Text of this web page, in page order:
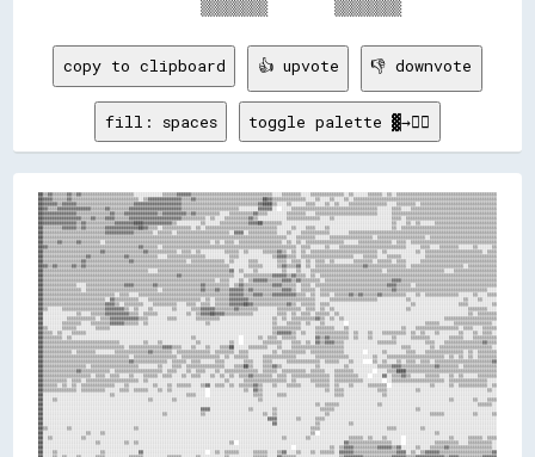
copy to clipboard 👍 upvote 👎 downvote
fill: spaces toggle palette ▓→✊🏽
██▒▒▓▓▒▒▒▒▒▒▓▓▒▒▓▓▒▒▒▒▒▒▒▒▒▒▒▒▒▒▒▒▒▒▒▒▒▒░░░░░░░░░░░░▒▒▒▒▒▒▓▓▓▓▓▓▒▒▒▒▒▒▒▒▒▒▒▒▒▒▒▒▒▒▒▒▒▒▒▒▒▒▒▒▒▒▒▒▒▒░░░░▒▒▒▒▒▒▒▒░░░░▒▒▒▒▒▒▒▒▒▒▒▒▒▒░░▒▒░░░░░░▒▒▒▒▒▒░░▒▒░░▒▒▒▒▒▒▒▒▒▒▒▒▒▒▒▒▒▒▒▒▒▒▒▒▒▒▒▒▒▒▒▒▒▒▒▒▒▒▒▒▒▒
██▓▓▓▓▒▒▒▒▒▒▓▓▒▒▒▒▒▒▒▒▒▒▒▒▒▒▒▒▒▒▒▒▒▒▒▒▒▒▒▒░░▒▒▓▓▓▓▓▓▓▓▓▓▓▓▓▓▒▒▒▒▓▓▒▒▒▒▒▒▒▒▒▒▒▒▒▒▒▒▒▒▒▒▒▒▒▒▒▒▒▒██▓▓▒▒▒▒▒▒▒▒▒▒▒▒▒▒░░░░▒▒░░░░▒▒░░░░▒▒░░▒▒▒▒▒▒▒▒▒▒▒▒▒▒▒▒▒▒▒▒▒▒▒▒▒▒▒▒▒▒▒▒▒▒▒▒▒▒▒▒▒▒▒▒▒▒▒▒▒▒▒▒▒▒▒▒▒▒▒▒
██▓▓▓▓▓▓▒▒▓▓▓▓▓▓▒▒▒▒▒▒▒▒▒▒▒▒▒▒▒▒▒▒▒▒▒▒▒▒▓▓▓▓▓▓▓▓▓▓▓▓▓▓▓▓▓▓▓▓▒▒▒▒▒▒▒▒▒▒▒▒▒▒▒▒▒▒▒▒▒▒▒▒▒▒▒▒▒▒▒▒▓▓████▒▒░░░░▒▒░░░░░░▒▒▒▒░░░░▒▒░░▒▒░░░░▒▒▒▒▒▒▒▒▒▒▒▒▒▒▒▒░░░░▒▒▒▒▒▒▒▒░░▒▒▒▒▒▒▒▒▒▒▒▒▒▒▒▒▒▒▒▒▒▒▒▒▒▒▒▒▒▒▒▒
██▓▓▒▒▒▒▓▓▓▓▓▓▓▓▓▓▓▓▓▓▒▒▒▒▒▒▓▓▒▒▒▒▒▒▒▒▓▓▓▓▓▓▓▓▓▓▓▓▓▓▓▓▓▓▓▓▓▓▒▒▒▒▒▒▒▒▒▒▒▒▒▒▒▒▒▒▒▒▒▒▒▒░░░░░░░░▓▓▓▓▓▓░░  ░░░░▒▒▒▒▒▒▒▒▒▒▒▒▒▒▒▒▒▒▒▒▒▒▒▒▒▒▒▒▒▒▒▒▒▒▒▒░░░░░░▒▒▒▒░░░░▒▒▒▒▒▒▒▒▒▒▒▒▒▒▒▒▒▒▒▒▒▒▒▒▒▒▒▒▒▒▒▒▒▒▒▒
██▓▓▓▓▓▓▓▓▓▓▓▓▓▓▒▒▒▒▒▒▒▒▒▒▒▒▒▒▓▓▒▒▒▒▓▓▓▓▓▓▓▓▓▓▓▓▓▓▒▒▓▓▓▓▓▓▓▓▓▓▒▒▓▓▒▒▒▒▒▒▒▒▒▒░░░░▒▒▒▒▒▒▒▒▒▒▓▓▒▒▒▒░░░░░░░░▒▒▒▒▒▒▒▒░░░░▒▒▒▒▒▒▒▒▒▒▒▒▒▒▒▒▒▒▒▒▒▒▒▒▒▒░░░░░░▒▒▒▒▒▒▒▒▒▒▒▒▒▒▒▒▒▒▒▒▒▒▒▒▒▒▒▒▒▒▒▒▒▒▒▒▒▒▒▒▒▒▒▒
██▓▓▓▓▓▓▓▓▓▓▓▓▓▓▓▓▒▒▒▒▓▓▒▒▒▒▓▓▓▓▒▒▒▒▒▒▓▓▓▓▓▓▓▓▓▓▓▓▓▓▓▓▓▓▓▓▓▓▒▒▒▒▒▒▒▒▒▒░░▒▒░░░░▒▒▒▒▒▒▒▒▒▒▓▓▒▒░░░░░░░░░░░░▒▒▒▒▒▒▒▒▒▒▒▒▒▒░░░░▒▒░░░░░░░░░░░░░░░░░░░░░░░░▒▒▒▒░░▒▒▒▒▒▒▒▒▒▒▒▒▒▒▒▒▒▒▒▒▒▒▒▒▒▒▒▒▒▒▒▒▒▒▒▒▒▒
██▓▓▓▓▓▓▓▓▓▓▓▓▓▓▒▒▓▓▒▒▒▒▒▒▒▒▒▒▒▒▓▓▓▓▓▓▓▓████▓▓▓▓▓▓▓▓▓▓▓▓▒▒░░░░░░░░░░▒▒░░░░░░▒▒▒▒▒▒▒▒▒▒▒▒▓▓▓▓██▒▒▒▒▒▒▒▒░░░░░░░░░░░░░░░░░░░░░░░░░░░░░░░░░░░░░░░░░░░░░░▒▒░░░░▒▒░░▒▒░░░░░░▒▒▒▒▒▒▒▒▒▒▒▒▒▒▒▒▒▒▒▒▒▒▒▒▒▒
██▒▒▒▒▒▒▒▒▓▓▓▓▓▓▒▒▓▓▒▒▒▒▒▒▒▒▓▓▓▓▓▓▓▓▓▓▓▓▓▓██▓▓▒▒▒▒░░▒▒▒▒▒▒▒▒▒▒▒▒░░▒▒░░▒▒▒▒▒▒▒▒▒▒▒▒▒▒▒▒▒▒▒▒▒▒▒▒▒▒▒▒▒▒░░░░░░▒▒░░░░▒▒▒▒░░░░▒▒░░░░░░░░░░░░░░░░░░░░░░░░░░▒▒░░▒▒▒▒▒▒▒▒▒▒▒▒▒▒▒▒▒▒▒▒▒▒▒▒▒▒▒▒▒▒▒▒▒▒▒▒▒▒▒▒
██▒▒▒▒▒▒▒▒▒▒▒▒▒▒▒▒▒▒▒▒▒▒▒▒▒▒▓▓▓▓▓▓▓▓▓▓▓▓▒▒▒▒▒▒▒▒░░▒▒▒▒▒▒░░▒▒▒▒▒▒▒▒▒▒▒▒▒▒▒▒▒▒▒▒▒▒░░▓▓▓▓░░▒▒▒▒▒▒▒▒▒▒▒▒░░░░▒▒░░░░▒▒▒▒▒▒▒▒▒▒▒▒░░░░░░░░▒▒▒▒▒▒▒▒▒▒▒▒▒▒▒▒▒▒▒▒▒▒▒▒▒▒▒▒▒▒▒▒▒▒▒▒▒▒▒▒▒▒▒▒▒▒▒▒▒▒▒▒▒▒▒▒▒▒▒▒▒▒
██▒▒▒▒▒▒▒▒▒▒▒▒▒▒▒▒▒▒▒▒▒▒▒▒▒▒▒▒▒▒▒▒▒▒▒▒▒▒▒▒▒▒▒▒▒▒▒▒▒▒▒▒▒▒▒▒▒▒▒▒▒▒▒▒▒▒▒▒▒▒▒▒▒▒▒▒▒▒▒▒▒▒▒▒▒▒▒▒▒▒▒▒▒▒▒▒▒▒▒▒▒▒░░░░▒▒▒▒▒▒▒▒░░░░░░▒▒▒▒▒▒▒▒▒▒▒▒▒▒▒▒▒▒░░▒▒▒▒▒▒▒▒▒▒▒▒▒▒▒▒▒▒▒▒░░▒▒▒▒▒▒▒▒▒▒▒▒▒▒▒▒▒▒▒▒▒▒▒▒▒▒▒▒
██▒▒▒▒▒▒▓▓▒▒▒▒▒▒▓▓▒▒▒▒▒▒▒▒░░▒▒▒▒▒▒▒▒▒▒▒▒▒▒▒▒▒▒▒▒▒▒▒▒▒▒▒▒▒▒▒▒▒▒▒▒▒▒▒▒▒▒▒▒░░▒▒░░▒▒▒▒░░▒▒▒▒▒▒▒▒▒▒▒▒▒▒▒▒▒▒░░▒▒░░▒▒░░▒▒▒▒▒▒▒▒▒▒▒▒▒▒▒▒░░░░░░▒▒▒▒▒▒▒▒▒▒▒▒▒▒░░▒▒▒▒░░▒▒▒▒▒▒▒▒▒▒▒▒▒▒▒▒▒▒▒▒▒▒▒▒▒▒▒▒▒▒▒▒▒▒▒▒
██▓▓▒▒▒▒▒▒▒▒▒▒▒▒▒▒▒▒▒▒▒▒▒▒▒▒▒▒▒▒▒▒▒▒▒▒▒▒▒▒▓▓▒▒▒▒▒▒░░▒▒▒▒▒▒▒▒▒▒▒▒▒▒▒▒▒▒▒▒▒▒▒▒▒▒▒▒▒▒▒▒▒▒▒▒▒▒▒▒▒▒▒▒▒▒▒▒▒▒▒▒▒▒▒▒░░▒▒▒▒░░░░░░▒▒░░░░▒▒▒▒▒▒▒▒▒▒▒▒▒▒▒▒▒▒▒▒▒▒▒▒▒▒▒▒░░░░░░▒▒▒▒░░░░▒▒▒▒▒▒▒▒░░░░░░▒▒░░░░░░▒▒
██▒▒▒▒▒▒▒▒▒▒▒▒▒▒▒▒▒▒▒▒▒▒▒▒▓▓▒▒▒▒▒▒▒▒▒▒▒▒▒▒▒▒▓▓▒▒▒▒▒▒▒▒▒▒▒▒░░▒▒▒▒░░▒▒░░░░░░░░░░▒▒▒▒▒▒░░▒▒░░░░░░▒▒▒▒▒▒▓▓▒▒░░▒▒░░▒▒░░▒▒▒▒▒▒▒▒▒▒▒▒▒▒▒▒▒▒▒▒▒▒▒▒▒▒▒▒░░▒▒░░░░░░░░░░░░▒▒░░▒▒▒▒▒▒▒▒▒▒▒▒▒▒▒▒▒▒▒▒▒▒▒▒░░▒▒▒▒
██▒▒▒▒▒▒▒▒▒▒▒▒▒▒▒▒▒▒▓▓▒▒▒▒▒▒▒▒▒▒▒▒▒▒▓▓▒▒▒▒▒▒▒▒▒▒▒▒░░░░▒▒▒▒▒▒▒▒▒▒▒▒▒▒▒▒░░░░░░░░░░▒▒▒▒░░░░░░░░░░░░░░▒▒▓▓▓▓▒▒▒▒░░▒▒▒▒▒▒▒▒▒▒▒▒▒▒▒▒▒▒▒▒▒▒░░░░▒▒▒▒▒▒░░░░▒▒▒▒▒▒░░░░░░░░░░▒▒▒▒▒▒▒▒▒▒▒▒▒▒▒▒▒▒▒▒▒▒▒▒▒▒▒▒▒▒
██▒▒▒▒▒▒▒▒▒▒▒▒▒▒▒▒▓▓▒▒▒▒▒▒▒▒▒▒▒▒▒▒▒▒▒▒▓▓▒▒▒▒▒▒▒▒▒▒▒▒▒▒▒▒▒▒▒▒▒▒░░▒▒▒▒▒▒▒▒▒▒▒▒▒▒░░▒▒░░░░░░▒▒▒▒░░░░░░░░▒▒▒▒░░▒▒▒▒░░▒▒░░▒▒▒▒░░▒▒░░░░░░░░▒▒▒▒▒▒▒▒░░▒▒▒▒▒▒░░▒▒▒▒░░░░░░▒▒▒▒▒▒▒▒▒▒▒▒▒▒▒▒▒▒▒▒▒▒▒▒▒▒▒▒▒▒▒▒
██▓▓▒▒▓▓▒▒▒▒▒▒▓▓▒▒▓▓▒▒▒▒▒▒▒▒▒▒▒▒▒▒▒▒▒▒▒▒▒▒▒▒▒▒▒▒▒▒▒▒▒▒▒▒▒▒▒▒▒▒▒▒▒▒▒▒▒▒▒▒▒▒▒▒▒▒▒▒░░░░░░░░▒▒▒▒▒▒░░░░░░▒▒▓▓▒▒▒▒▓▓░░▒▒░░▒▒▒▒▒▒▒▒▒▒▒▒▒▒▒▒▒▒▒▒▓▓▒▒▒▒▒▒▒▒▒▒▒▒▒▒▒▒░░▒▒▒▒▒▒▒▒▒▒▒▒▒▒▒▒▒▒▒▒▒▒░░▒▒▒▒▒▒▒▒▒▒▒▒
██▒▒▒▒▒▒▒▒▒▒▒▒▒▒▒▒▒▒▒▒▒▒▒▒▒▒▒▒▒▒▒▒▒▒▒▒▒▒▒▒▒▒▒▒░░░░▒▒▒▒▒▒▒▒▒▒▒▒▒▒▒▒▒▒▒▒▒▒▒▒▒▒▒▒▒▒▓▓░░▒▒░░░░▒▒░░░░░░░░░░▒▒░░░░▒▒░░░░▒▒▒▒▒▒▒▒▒▒▒▒▒▒▒▒▒▒▒▒▒▒▒▒▒▒▒▒▒▒░░▒▒▒▒▒▒▒▒▒▒▒▒▒▒▒▒▒▒▒▒▒▒▒▒░░░░▒▒▒▒▒▒▒▒▒▒▒▒▒▒▒▒▒▒
██▒▒▒▒▒▒▒▒▒▒▒▒▒▒▒▒▒▒▒▒▒▒▒▒▒▒▒▒▒▒▒▒▒▒▒▒▒▒▒▒▒▒▒▒▒▒▒▒▒▒▒▒▒▒▒▒▓▓▒▒▒▒▒▒▒▒▒▒▒▒▒▒▒▒▒▒▒▒▒▒░░░░▒▒▒▒▒▒▒▒▒▒▒▒▓▓▓▓▓▓▒▒▓▓▒▒▒▒░░▒▒░░▒▒▒▒▒▒▒▒▒▒▒▒▒▒▒▒▒▒▒▒▒▒▒▒▒▒▒▒▒▒▒▒▒▒▒▒▒▒▒▒▒▒▒▒▒▒▒▒▒▒▒▒▒▒▒▒▒▒▒▒▒▒▒▒▒▒▒▒▒▒▒▒▒▒
██▒▒▒▒▒▒▒▒▒▒▒▒▒▒▒▒▒▒▒▒▒▒▒▒▒▒▒▒▒▒▒▒▒▒▒▒▒▒▒▒▒▒▒▒▒▒▒▒▒▒▒▒▒▒▒▒▒▒▒▒▒▒▒▒▒▒▒▒▒▒▒▒░░▒▒▒▒░░░░▒▒░░▒▒▓▓▓▓▓▓▒▒▒▒▒▒▓▓▓▓▒▒▓▓▒▒▒▒▒▒▒▒░░▒▒▒▒▒▒▒▒▒▒▒▒▒▒▒▒▒▒▒▒▒▒▒▒▒▒▒▒▓▓▓▓▒▒▒▒▒▒▒▒▒▒▒▒▒▒▒▒▒▒▒▒▒▒▒▒▒▒▒▒▒▒▒▒▒▒▒▒▒▒▒▒
██▒▒▒▒▒▒▒▒▒▒▒▒▒▒░░░░▒▒▒▒▒▒▒▒▒▒▒▒▒▒▒▒▓▓▓▓▒▒▒▒▒▒▒▒▓▓▒▒▒▒▒▒▒▒▒▒▒▒▒▒▒▒▒▒▓▓▒▒▒▒▒▒▒▒▒▒░░▒▒▓▓▒▒▒▒▒▒▒▒▒▒▒▒▓▓▓▓▒▒▒▒▒▒░░▒▒▒▒░░▒▒▒▒▒▒▒▒▒▒▒▒▒▒▒▒▒▒▒▒▒▒▒▒▒▒▒▒▒▒▓▓▓▓▒▒▒▒▒▒░░▒▒▒▒▒▒▒▒▒▒▒▒▒▒▒▒▒▒▒▒▒▒▒▒▒▒▒▒▒▒▒▒▒▒
██▒▒▒▒▒▒▒▒▒▒▒▒▒▒▒▒░░▒▒▒▒▒▒▒▒▒▒▒▒▒▒▒▒▒▒▒▒▒▒▒▒▒▒▒▒▒▒░░▒▒▒▒▒▒▒▒▒▒▒▒▒▒▒▒▓▓▒▒▒▒▓▓▒▒▒▒▓▓▓▓▓▓▒▒▓▓▒▒▒▒▒▒▒▒▒▒▒▒▓▓▓▓▒▒░░▒▒▒▒▒▒░░▒▒▒▒▒▒▒▒▒▒▒▒▒▒▒▒▒▒▒▒▒▒▒▒▒▒▒▒▒▒▓▓▒▒▒▒▒▒▒▒▒▒▒▒▒▒▒▒▒▒▒▒▒▒▒▒▒▒▒▒▒▒▒▒▒▒▒▒▒▒░░░░
██▒▒▒▒▒▒▒▒▒▒▒▒▒▒▒▒▒▒▒▒▒▒▒▒▒▒▒▒▒▒░░▒▒▒▒░░░░▒▒▒▒▒▒▒▒▒▒▒▒▒▒▒▒▒▒▒▒▒▒▒▒▒▒▒▒▒▒▒▒▒▒▒▒▒▒▓▓▓▓▓▓▒▒▒▒▓▓▓▓▒▒▒▒▓▓▓▓▓▓▓▓▓▓▒▒▒▒░░▒▒░░▒▒▒▒░░▒▒▒▒▒▒▓▓▒▒▓▓▒▒▒▒▒▒▓▓▒▒▒▒▒▒▒▒▒▒░░░░▒▒░░▒▒▒▒▒▒▒▒▒▒▒▒▒▒░░░░░░▒▒░░░░▒▒▒▒
██▒▒▒▒▒▒▒▒▒▒▒▒▒▒▒▒▒▒▒▒▒▒▒▒▒▒░░▓▓▒▒▒▒▒▒▒▒▒▒░░░░▒▒▒▒▒▒▒▒▒▒▒▒▒▒▒▒▒▒▒▒▒▒░░▒▒░░▒▒▒▒▒▒▓▓▓▓▓▓▓▓▒▒▒▒▒▒▒▒▒▒▒▒▒▒▒▒▒▒▒▒▒▒▒▒▒▒▒▒░░░░░░▒▒▒▒▒▒▒▒▒▒▒▒▒▒▒▒▒▒▒▒░░░░░░░░░░░░▒▒░░░░░░░░░░░░░░░░░░░░░░▒▒░░░░▒▒░░░░░░
██▒▒▒▒▒▒▒▒▒▒▒▒▒▒▒▒▒▒▒▒▒▒▒▒▒▒▓▓▓▓▒▒░░▒▒▒▒▒▒▒▒░░░░▒▒▒▒▒▒▒▒▒▒░░░░▒▒▒▒░░▒▒▒▒░░▒▒▒▒▒▒▓▓▓▓▓▓██▓▓▒▒▒▒▒▒▒▒▒▒▒▒▒▒▓▓▒▒░░▒▒▒▒▒▒░░▒▒▒▒░░░░░░░░░░░░░░░░░░░░░░░░░░░░░░░░░░▒▒░░░░░░░░░░░░░░░░░░▒▒▒▒░░░░░░░░░░▒▒
██▒▒░░░░░░▒▒▒▒▒▒▒▒▒▒▒▒▒▒▒▒▒▒▓▓▓▓▓▓▓▓▒▒░░▒▒░░░░▒▒░░░░░░░░▒▒░░░░░░▒▒▒▒▓▓▓▓▓▓▒▒▒▒▒▒▒▒▓▓▒▒▒▒▒▒▒▒░░░░░░░░▒▒▒▒▒▒▒▒▒▒░░▒▒▒▒░░▒▒░░▒▒░░░░░░░░░░░░░░░░░░░░░░░░░░░░░░▒▒░░░░░░░░░░░░░░░░░░░░░░░░▒▒▒▒▒▒▒▒░░░░
██░░░░░░░░░░░░░░▒▒░░░░▒▒▒▒▒▒▓▓▓▓▓▓▓▓▓▓▒▒▒▒░░▒▒▒▒▒▒░░░░░░░░░░░░▒▒░░▒▒▓▓▓▓██▓▓▓▓▒▒▒▒▒▒▒▒▒▒▒▒░░░░░░░░░░▒▒▒▒░░▒▒░░▒▒▒▒░░▒▒▒▒▒▒░░▒▒░░░░░░░░░░░░░░░░░░░░░░░░░░░░░░░░░░░░░░░░░░░░░░░░░░░░░░▒▒░░▒▒▒▒▒▒▒▒
██░░░░░░░░░░▒▒▒▒▒▒▒▒▒▒▒▒░░▒▒▒▒▓▓▓▓▓▓▓▓▓▓▓▓▒▒▒▒░░░░░░░░▒▒▒▒░░░░░░░░▒▒▒▒▒▒▒▒▒▒░░░░░░░░░░░░░░░░░░░░░░▒▒░░▒▒░░▒▒▒▒▒▒▒▒▒▒▓▓▒▒░░▒▒░░▒▒░░░░░░░░░░░░░░░░░░░░░░░░░░░░░░░░░░░░░░░░░░▒▒▒▒▒▒▒▒▒▒▒▒▒▒▒▒▒▒▒▒▒▒
██░░░░░░░░▒▒▒▒▒▒▒▒░░░░▒▒▒▒▒▒▒▒▓▓▓▓▓▓▒▒▒▒▒▒░░▒▒░░░░░░░░░░░░░░░░░░░░░░░░▒▒░░░░░░░░░░░░░░░░░░░░░░░░░░▒▒░░░░▒▒▒▒▒▒░░▒▒░░░░▒▒░░░░░░░░  ░░░░░░░░░░░░░░░░░░░░░░░░░░░░░░░░▒▒▒▒▒▒░░░░░░▒▒▒▒▒▒▒▒▒▒▒▒▒▒▒▒░░
██▒▒░░░░░░▒▒▒▒▒▒░░░░░░░░▒▒▒▒▒▒░░░░░░░░░░░░░░░░░░░░░░░░░░░░░░░░░░░░░░░░░░░░░░░░░░░░░░░░░░░░░░░░░░░░▒▒▒▒▒▒▒▒▒▒▒▒░░░░░░▒▒▒▒▒▒▒▒░░░░▒▒░░░░░░░░░░░░░░░░░░░░░░▒▒░░░░▒▒▒▒▒▒▒▒▒▒▒▒▒▒▒▒▒▒░░▒▒▒▒░░░░▒▒▒▒▒▒
██▒▒▒▒░░▒▒░░░░▒▒▒▒▒▒░░░░░░░░░░░░░░░░░░░░░░░░░░░░░░░░░░░░░░░░░░░░░░░░░░░░░░░░░░░░░░░░░░░░░░░░░░░░░░▒▒▓▓▓▓▓▓▒▒░░▒▒░░░░▒▒▒▒▒▒▒▒▒▒▒▒▒▒░░▒▒░░░░▒▒░░░░▒▒▒▒▒▒▒▒▒▒░░▒▒░░▒▒░░░░▒▒░░░░░░░░▒▒░░░░▒▒░░▒▒▒▒░░
██▒▒▒▒▒▒▒▒░░▒▒░░░░░░░░░░░░░░░░░░░░░░░░░░░░░░░░░░░░░░░░░░░░░░░░░░▒▒░░░░░░░░░░░░░░░░░░  ░░░░░░▒▒░░▒▒▒▒░░▒▒▒▒▒▒░░░░░░░░▓▓▒▒▓▓▒▒▒▒▒▒▒▒░░▒▒░░░░▒▒░░░░░░░░▒▒░░░░░░▒▒▒▒▒▒▒▒░░░░░░░░▒▒▒▒▒▒░░░░▒▒▒▒▒▒▒▒▒▒
██▒▒▒▒▒▒▒▒▒▒▒▒▒▒▒▒▒▒▒▒▒▒▒▒▒▒▒▒▒▒▒▒░░░░░░░░░░▒▒░░░░▒▒░░░░░░░░░░░░░░▒▒░░░░░░░░░░░░▒▒░░  ░░░░░░░░▒▒▒▒▒▒▒▒░░░░▒▒▒▒░░▒▒░░▓▓▒▒▓▓▓▓▒▒▒▒░░░░░░░░░░░░░░▒▒▒▒▒▒▒▒░░░░░░░░░░░░▒▒▒▒░░░░▒▒▒▒▒▒▒▒▒▒▒▒▒▒▒▒▓▓▒▒▒▒
██▒▒▒▒▒▒▒▒▒▒▒▒▒▒▒▒▒▒▒▒▒▒▒▒▒▒▒▒▒▒▒▒▒▒░░▒▒▒▒▒▒▒▒▒▒▒▒▒▒▓▓▓▓▒▒▒▒░░░░▒▒░░░░▒▒░░░░▒▒▒▒██░░░░░░▒▒▒▒▒▒▒▒░░░░▒▒░░░░▒▒▒▒▒▒▒▒▒▒▒▒▒▒▒▒▒▒▒▒▒▒░░░░░░░░░░░░░░░░░░░░░░░░▒▒▒▒░░░░░░░░▒▒░░▒▒▒▒▒▒▒▒▒▒▒▒▒▒▒▒▒▒▒▒▒▒░░
██▒▒▒▒▒▒▒▒▒▒▒▒░░▒▒▒▒▒▒▒▒░░░░░░░░▒▒▒▒▒▒▒▒▒▒▒▒▒▒▓▓▒▒▒▒▒▒▒▒░░▒▒▒▒▒▒▒▒▒▒▒▒▒▒░░▒▒▒▒▒▒▒▒░░▒▒▒▒░░░░░░░░░░▒▒░░▒▒▒▒▒▒▒▒▒▒░░▒▒▒▒▒▒▒▒▒▒▒▒▒▒░░░░░░░░  ░░░░░░▒▒░░░░░░░░▒▒▒▒░░░░▒▒▒▒▒▒▒▒▒▒▒▒▒▒▒▒░░▒▒░░▒▒▒▒▒▒▒▒
██▒▒▒▒▒▒▒▒▒▒▒▒▒▒▒▒▒▒▒▒▒▒▒▒▒▒▒▒▒▒▒▒▒▒▒▒░░▒▒▒▒▒▒▒▒▒▒▒▒▒▒▒▒▒▒░░▒▒▒▒▒▒▒▒▒▒▒▒▒▒▒▒░░▒▒░░▒▒▒▒▒▒░░░░░░▒▒▒▒▒▒▒▒▒▒▒▒▒▒░░░░░░░░▒▒▒▒▒▒▒▒▒▒▒▒▒▒░░░░░░░░░░▒▒░░░░▒▒▒▒▒▒▒▒▒▒▒▒▒▒▒▒▒▒▒▒▒▒▒▒░░▒▒░░▒▒░░▒▒░░▒▒▒▒▒▒▒▒
██▒▒▒▒▒▒▒▒▒▒▒▒▒▒▒▒▒▒▒▒▒▒▒▒▒▒▒▒▒▒▒▒▒▒▒▒▓▓▒▒▒▒▒▒▒▒▒▒▒▒▒▒░░▒▒▒▒▒▒░░▒▒▒▒░░░░░░▒▒▒▒░░░░░░░░▒▒▒▒░░░░▒▒▒▒░░░░░░▒▒▒▒▒▒▒▒▒▒▒▒▒▒░░▒▒▒▒▒▒░░░░▒▒░░░░    ▒▒░░▒▒░░░░▒▒░░▒▒▒▒░░▒▒▒▒░░▒▒▒▒▒▒▒▒▒▒▒▒▒▒▒▒▒▒▒▒▒▒▒▒▓▓
██▒▒▒▒▒▒▒▒▒▒▒▒▒▒▒▒▒▒░░▒▒▒▒▒▒▒▒▒▒▒▒▒▒▒▒▒▒▒▒░░░░░░░░▒▒░░░░▒▒▒▒░░▒▒▒▒▒▒▒▒▒▒▒▒▒▒▒▒░░░░▒▒▒▒██▒▒░░░░▒▒▒▒▓▓▒▒░░░░░░░░░░░░░░▒▒░░░░░░░░░░▒▒░░░░░░░░░░░░▒▒▒▒▒▒▓▓▓▓▒▒▒▒▒▒▒▒▒▒▒▒▒▒▓▓▒▒▒▒▒▒▒▒░░▒▒▒▒▒▒▒▒▒▒▒▒▒▒
██▒▒▒▒▒▒▒▒▒▒▒▒▒▒▓▓▒▒▒▒▒▒▒▒▒▒▒▒░░▒▒▒▒▒▒▒▒▒▒▒▒▒▒▒▒▒▒▒▒░░▒▒▒▒░░░░▒▒░░▒▒▒▒░░░░▒▒░░▒▒▒▒▒▒▒▒▒▒▒▒▒▒░░▒▒▒▒▒▒░░▒▒▒▒▒▒▒▒▒▒░░▒▒▒▒▒▒░░░░▒▒▒▒▒▒▒▒░░░░░░░░  ░░░░▒▒▒▒████▒▒▒▒▒▒▒▒▒▒▒▒▒▒▒▒▒▒▒▒▒▒▒▒▒▒▒▒▒▒▒▒▒▒▒▒▒▒
██▒▒▒▒▒▒▒▒▒▒▒▒▒▒▒▒▒▒▒▒░░▒▒▒▒░░▒▒▒▒░░░░▒▒░░░░▒▒▒▒▒▒░░▒▒▒▒░░░░▒▒░░▒▒▒▒░░░░▒▒░░▒▒░░▒▒░░▒▒▒▒▓▓▒▒▒▒▒▒▒▒░░▒▒▒▒░░▒▒▒▒▒▒▒▒▒▒▒▒▒▒▒▒░░▒▒▒▒▒▒▒▒▒▒░░░░  ░░░░▓▓░░▒▒▒▒▓▓▒▒░░░░░░▒▒▒▒▒▒░░░░▒▒░░▒▒░░░░░░▒▒▒▒▒▒▒▒
██▒▒▒▒▒▒▒▒▒▒░░▒▒▒▒░░▒▒▒▒▒▒▒▒▒▒▒▒▒▒▒▒▒▒▒▒▒▒░░▒▒░░░░░░░░░░░░░░░░░░░░░░░░░░░░░░░░▒▒░░░░░░▒▒▒▒▒▒▒▒▒▒▒▒▒▒▒▒▒▒░░▒▒░░░░░░▒▒▒▒▒▒▒▒░░▒▒▒▒▒▒▒▒▒▒▒▒░░░░░░░░  ░░▒▒▒▒▒▒▒▒▒▒▒▒▒▒▒▒▒▒▒▒▒▒░░▒▒▒▒▒▒▒▒▒▒▒▒▒▒▒▒░░░░
██▒▒▒▒▒▒░░▒▒░░▒▒░░▒▒▒▒▒▒▒▒▒▒▒▒▒▒░░░░▒▒░░░░░░░░░░▒▒░░░░▒▒░░▒▒▒▒▒▒░░░░▒▒▓▓░░▒▒▒▒░░▒▒░░▒▒▒▒▒▒▓▓▒▒░░░░▒▒░░░░▒▒▒▒▒▒░░░░░░▒▒▒▒▒▒░░▒▒░░░░▒▒░░░░░░▒▒▒▒▒▒▒▒  ░░░░░░░░░░░░░░░░▒▒░░░░░░▒▒░░▒▒▒▒▒▒▒▒▒▒▒▒░░▒▒
██▒▒▒▒▒▒▒▒▒▒▒▒▒▒░░▒▒▒▒▒▒▒▒▒▒░░░░░░▒▒▒▒░░▒▒▒▒▒▒░░░░▒▒░░▒▒░░░░░░░░░░░░░░  ░░░░░░░░░░░░░░▒▒░░▓▓▒▒░░░░░░░░░░░░░░░░░░░░░░░░░░▒▒░░▒▒▒▒░░░░░░░░░░░░░░▒▒▒▒░░░░░░░░░░░░▒▒░░░░░░░░░░░░░░░░░░░░░░░░░░░░▒▒░░
██░░░░░░░░░░░░░░░░░░░░░░░░░░░░▒▒░░░░░░░░░░░░░░░░░░░░░░░░░░░░░░▒▒▒▒░░░░  ░░░░░░░░░░░░░░░░░░▒▒▒▒░░░░░░▒▒▒▒░░░░░░░░░░░░░░░░░░░░▒▒▒▒░░░░░░░░░░░░░░░░▒▒░░░░░░░░░░░░░░░░░░░░░░░░░░░░░░░░░░░░░░░░░░░░░░
██░░░░▒▒░░░░░░░░░░░░░░░░░░░░░░░░░░░░░░░░░░░░░░▒▒░░░░░░░░▒▒░░░░░░░░░░░░░░░░░░░░░░░░░░░░░░░░░░▒▒░░░░░░░░░░░░░░░░░░░░░░░░░░░░░░░░░░░░░░░░░░░░░░░░░░░░░░░░░░░░░░░░░░░░░░░░░░░░░░▒▒░░░░░░░░▒▒░░░░▒▒▒▒
██░░░░░░░░░░░░░░░░░░░░░░░░░░░░░░░░░░░░░░░░░░░░░░░░░░░░░░░░░░░░░░░░░░░░░░░░░░░░░░░░░░░░░░░░░░░░░░░░░░░░░░░░░░░░░░░░░░▒▒░░▒▒▒▒▒▒░░░░░░░░░░░░░░░░▒▒░░░░░░░░░░░░░░░░░░░░░░░░░░░░░░░░░░░░░░░░▒▒▒▒▒▒░░
██░░░░░░░░░░░░░░░░░░░░░░░░░░░░░░░░░░░░░░░░░░░░░░░░░░░░░░░░░░░░░░░░░░▓▓▓▓░░░░░░░░░░░░░░░░▒▒░░░░░░░░▒▒░░░░░░░░░░░░░░░░░░▒▒▒▒▒▒░░░░░░░░░░░░░░░░░░░░░░░░░░░░░░░░░░▒▒░░░░░░░░░░░░░░░░░░░░░░░░░░░░░░░░
██░░░░░░░░░░░░░░░░░░░░░░░░░░░░░░░░░░░░░░░░░░░░░░░░░░▒▒░░░░░░░░░░░░░░▒▒░░░░░░░░░░░░░░░░░░░░░░░░▒▒░░▒▒░░░░░░░░░░░░░░░░░░░░▒▒░░░░░░░░░░░░░░░░░░░░░░░░░░░░░░░░░░░░░░░░░░▒▒▒▒▒▒░░░░░░░░░░░░▒▒░░░░░░▒▒
██░░░░░░░░░░░░░░░░░░░░░░░░░░░░░░░░░░░░░░░░░░░░░░░░░░░░░░░░░░░░░░░░░░░░░░░░░░░░░░░░░░░░░░░░░░░░░░▓▓▓▓░░░░░░░░▒▒░░░░░░▒▒▒▒░░░░░░░░░░░░░░░░░░░░░░░░░░░░░░░░░░░░░░░░░░░░░░░░░░░░░░░░░░░░░░░░░░░░░░░░
██░░░░░░░░░░░░░░░░░░░░░░░░░░░░░░░░░░░░░░░░░░░░░░░░░░░░░░░░░░░░░░░░░░░░░░░░░░░░░░░░░░░░░░░░░░░░░░░░▓▓░░░░░░░░░░░░░░░░▒▒░░░░░░░░░░░░▒▒░░░░░░░░░░░░░░░░░░░░░░░░░░░░░░░░░░░░░░░░░░░░░░░░░░░░░░░░░░░░
██▒▒░░░░░░░░▒▒░░░░░░░░░░░░░░░░░░░░░░░░░░▒▒░░░░░░░░░░░░░░░░░░░░░░░░░░░░░░░░░░░░░░░░░░░░░░░░░░░░░░░░░░░░░░░░░░░░░░░░▒▒▒▒░░░░░░░░░░░░░░░░░░░░░░░░░░░░▒▒▒▒░░░░░░░░░░▒▒░░░░░░░░░░░░░░░░░░░░░░░░░░░░░░
██░░░░░░░░░░░░░░░░░░▒▒░░░░▒▒░░░░░░░░░░░░░░░░░░░░░░░░░░░░░░░░░░░░░░░░░░░░░░░░░░░░░░░░░░░░░░░░░░░░░░░░░░░░░░░░░░░░░░▒▒  ░░░░░░░░░░░░░░░░░░░░░░░░░░░░░░░░░░░░░░░░░░░░░░░░▒▒░░░░░░░░░░░░░░░░░░░░░░░░
██░░▒▒░░░░░░░░░░░░▒▒░░░░░░░░░░░░░░░░░░░░░░░░░░░░░░░░░░░░░░░░░░░░░░░░░░░░░░░░░░░░░░░░░░░░░░░░░░░░░░░░░░▒▒░░░░░░░░▒▒░░░░░░░░░░░░░░░░▒▒▒▒▒▒░░▒▒░░░░▒▒░░░░░░  ░░░